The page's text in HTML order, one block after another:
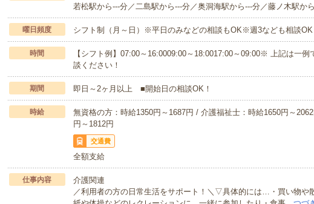
若松駅から---分／二島駅から---分／奥洞海駅から---分／藤ノ木駅か
曜日頻度 シフト制（月～日）※平日のみなどの相談もOK※週3なども相談OK
時間
【シフト例】07:00～16:0009:00～18:0017:00～09:00※ 上記は一例
談ください！
期間 即日～2ヶ月以上 ■開始日の相談OK！
時給
無資格の方：時給1350円～1687円 / 介護福祉士：時給1650円～
円～1812円
交通費
全額支給
仕事内容
介護関連
／利用者の方の日常生活をサポート！＼▽具体的には…・買い物や